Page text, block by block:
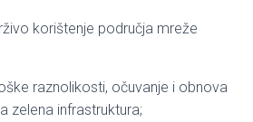
korištenje područja mreže
raznolikosti, očuvanje i obnova
zelena infrastruktura;